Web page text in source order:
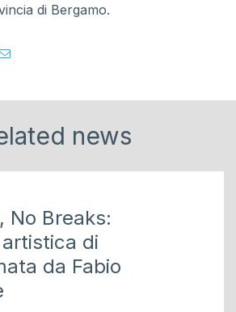
di Bergamo.
news
No Breaks:
di
da Fabio